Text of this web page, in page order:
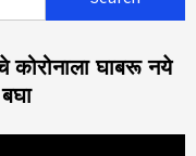
कोरोनाला घाबरू नये